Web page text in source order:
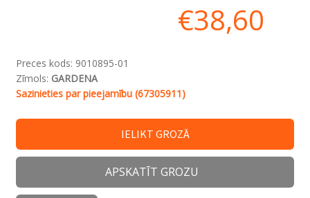
€38,60
Preces kods: 9010895-01
Zīmols: GARDENA
Sazinieties par pieejamību (67305911)
IELIKT GROZĀ
APSKATĪT GROZU